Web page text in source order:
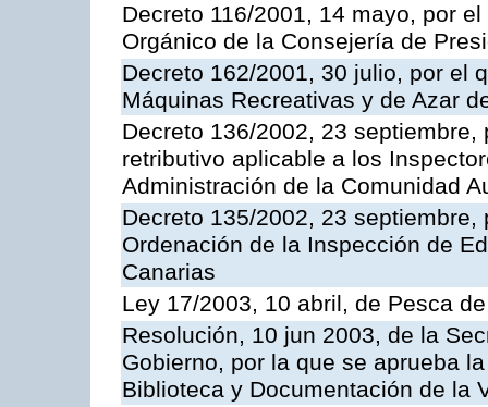
Decreto 116/2001, 14 mayo, por
Orgánico de la Consejería de
Decreto 162/2001, 30 julio, por el
Máquinas Recreativas y de Azar
Decreto 136/2002, 23
retributivo aplicable a los
Administración de la Comunidad
Decreto 135/2002, 23
Ordenación de la Inspección de
Canarias
Ley 17/2003, 10 abril, de Pesca
Resolución, 10 jun 2003, de la
Gobierno, por la que se aprueba
Biblioteca y Documentación de la